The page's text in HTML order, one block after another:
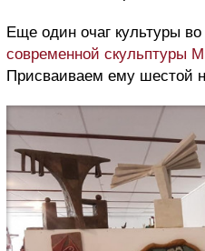
Еще один очаг культуры
современной скульптуры
Присваиваем ему шестой